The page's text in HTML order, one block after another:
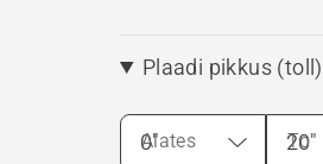
Plaadi pikkus (toll)
Alates To